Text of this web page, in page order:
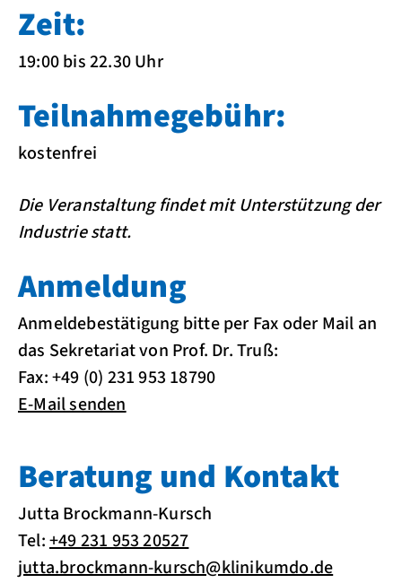
Zeit:
19:00 bis 22.30 Uhr
Teilnahmegebühr:
kostenfrei
Die Veranstaltung findet mit Unterstützung der
Industrie statt.
Anmeldung
Anmeldebestätigung bitte per Fax oder Mail an
das Sekretariat von Prof. Dr. Truß:
Fax: +49 (0) 231 953 18790
E-Mail senden
Beratung und Kontakt
Jutta Brockmann-Kursch
Tel:+49 231 953 20527
jutta.brockmann-kursch@klinikumdo.de